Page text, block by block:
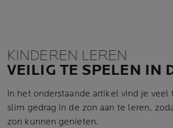
KINDEREN LEREN
VEILIG TE SPELEN IN
In het onderstaande artikel vind je veel
slim gedrag in de zon aan te leren,
zon kunnen genieten.